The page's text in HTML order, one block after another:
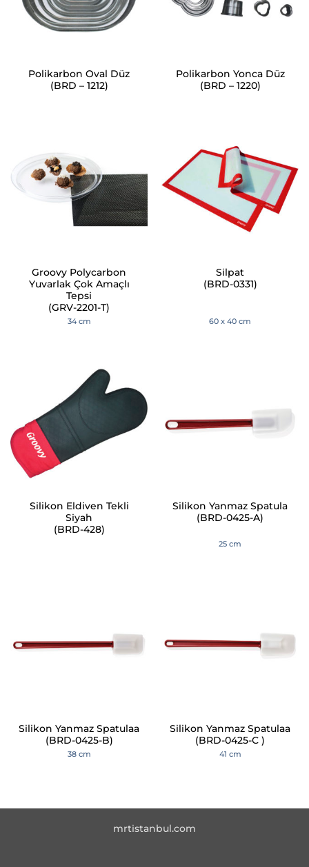
Polikarbon Oval Düz
(BRD – 1212)
Polikarbon Yonca Düz
(BRD – 1220)
Groovy Polycarbon
Yuvarlak Çok Amaçlı
Tepsi
(GRV-2201-T)
34 cm
Silpat
(BRD-0331)
60 x 40 cm
Silikon Eldiven Tekli
Siyah
(BRD-428)
Silikon Yanmaz Spatula
(BRD-0425-A)
25 cm
Silikon Yanmaz Spatulaa
(BRD-0425-B)
38 cm
Silikon Yanmaz Spatulaa
(BRD-0425-C )
41 cm
mrtistanbul.com